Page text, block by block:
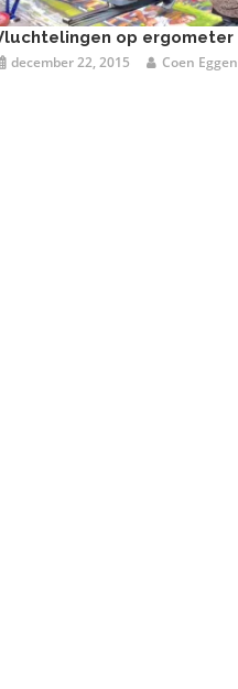
op ergometer
december 22, 2015 Coen